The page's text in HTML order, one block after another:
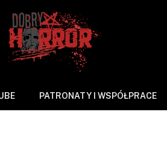
PATRONATY I WSPÓŁPRACE